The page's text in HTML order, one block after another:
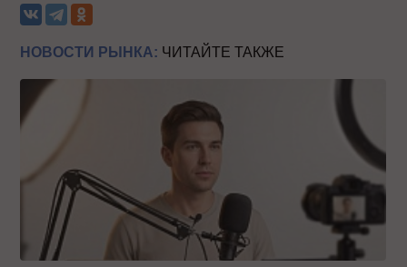
НОВОСТИ РЫНКА: ЧИТАЙТЕ ТАКЖЕ